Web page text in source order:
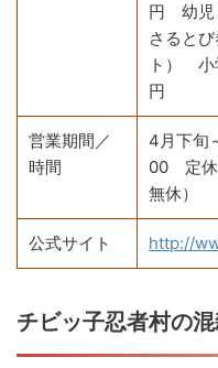
円 幼児
さると
ト） 小
円
営業期間／
時間
4月下旬
00 定休
無休）
公式サイト http://
チビッ子忍者村の